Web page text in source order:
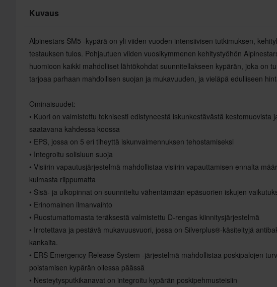
Kuvaus
Alpinestars SM5 -kypärä on yli viiden vuoden intensiivisen tutkimuksen,
testauksen tulos. Pohjautuen viiden vuosikymmenen kehitystyöhön
huomioon kaikki mahdolliset lähtökohdat suunnitellakseen kypärän, joka on
tarjoaa parhaan mahdollisen suojan ja mukavuuden, ja vieläpä edulliseen
Ominaisuudet:
• Kuori on valmistettu teknisesti edistyneestä iskunkestävästä kestomuovista
saatavana kahdessa koossa
• EPS, jossa on 5 eri tiheyttä iskunvaimennuksen tehostamiseksi
• Integroitu solisluun suoja
• Visiirin vapautusjärjestelmä mahdollistaa visiirin vapauttamisen ennalta
kulmasta riippumatta
• Sisä- ja ulkopinnat on suunniteltu vähentämään epäsuorien iskujen
• Erinomainen ilmanvaihto
• Ruostumattomasta teräksestä valmistettu D-rengas kiinnitysjärjestelmä
• Irrotettava ja pestävä mukavuusvuori, jossa on Silverplus®-käsiteltyjä
kankaita.
• ERS Emergency Release System -järjestelmä mahdollistaa poskipalojen
poistamisen kypärän ollessa päässä
• Nesteytysputkikanavat on integroitu kypärän poskipehmusteisiin